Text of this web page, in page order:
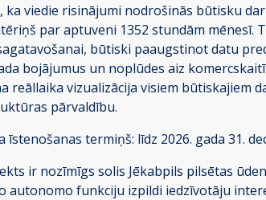
ka viedie risinājumi nodrošinās būtisku
par aptuveni 1352 stundām mēnesī.
būtiski paaugstinot datu
bojājumus un noplūdes aiz
reāllaika vizualizācija visiem būtiskajiem
pārvaldību.
īstenošanas termiņš: līdz 2026. gada 31.
ir nozīmīgs solis Jēkabpils pilsētas
autonomo funkciju izpildi iedzīvotāju